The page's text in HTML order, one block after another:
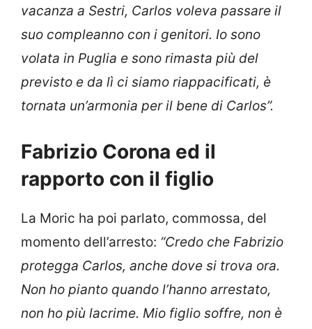
vacanza a Sestri, Carlos voleva passare il
suo compleanno con i genitori. Io sono
volata in Puglia e sono rimasta più del
previsto e da lì ci siamo riappacificati, è
tornata un’armonia per il bene di Carlos”.
Fabrizio Corona ed il
rapporto con il figlio
La Moric ha poi parlato, commossa, del
momento dell’arresto: “Credo che Fabrizio
protegga Carlos, anche dove si trova ora.
Non ho pianto quando l’hanno arrestato,
non ho più lacrime. Mio figlio soffre, non è